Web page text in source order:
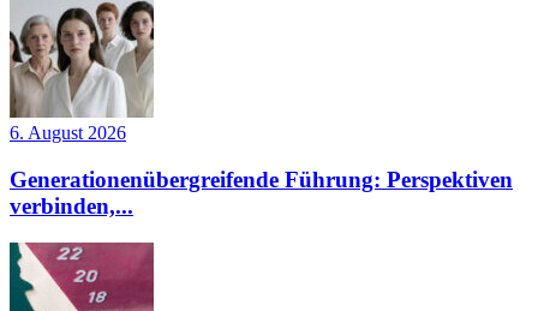
6. August 2026
Generationenübergreifende Führung: Perspektiven
verbinden,...